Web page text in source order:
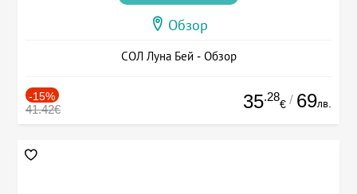
Обзор
СОЛ Луна Бей - Обзор
-15%
41.42€ 35.28
€ / 69лв.